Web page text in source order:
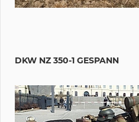
DKW NZ 350-1 GESPANN